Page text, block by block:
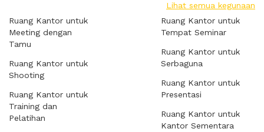
Lihat semua kegunaan
Ruang Kantor untuk
Meeting dengan
Tamu
Ruang Kantor untuk
Shooting
Ruang Kantor untuk
Training dan
Pelatihan
Ruang Kantor untuk
Tempat Seminar
Ruang Kantor untuk
Serbaguna
Ruang Kantor untuk
Presentasi
Ruang Kantor untuk
Kantor Sementara